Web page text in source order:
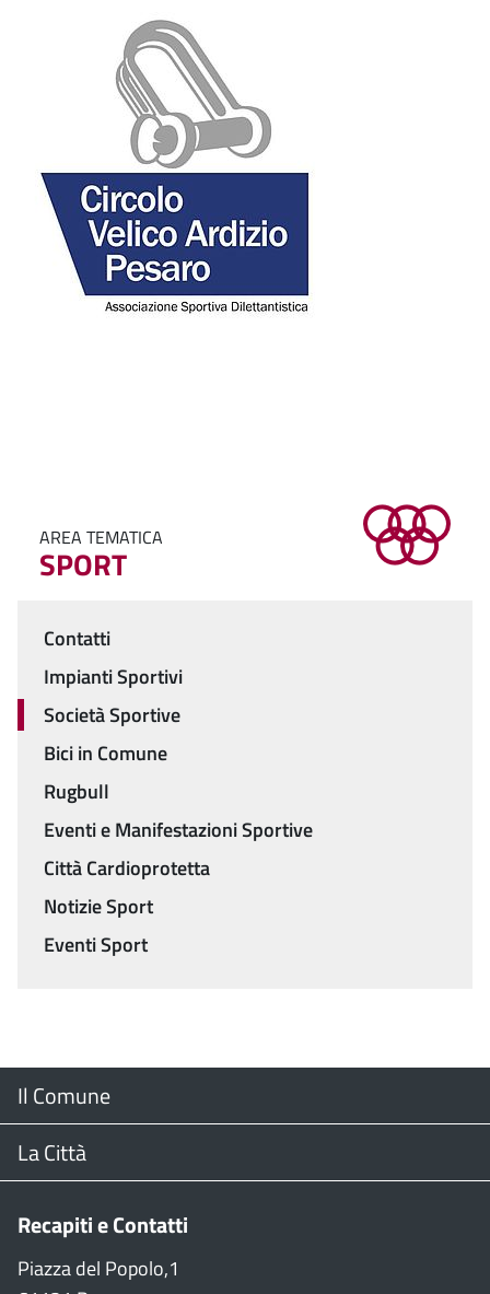
AREA TEMATICA
SPORT
Menu
Contatti
Impianti Sportivi
Società Sportive
Bici in Comune
Rugbull
Eventi e Manifestazioni Sportive
Città Cardioprotetta
Notizie Sport
Eventi Sport
Menu
Footer
Il Comune
Il Sindaco
Consiglio Comunale
La Città
Stradario
Recapiti e Contatti
Piazza del Popolo,1